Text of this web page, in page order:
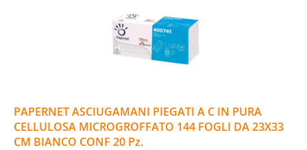
PAPERNET ASCIUGAMANI PIEGATI A C IN PURA
CELLULOSA MICROGROFFATO 144 FOGLI DA 23X33
CM BIANCO CONF 20 Pz.